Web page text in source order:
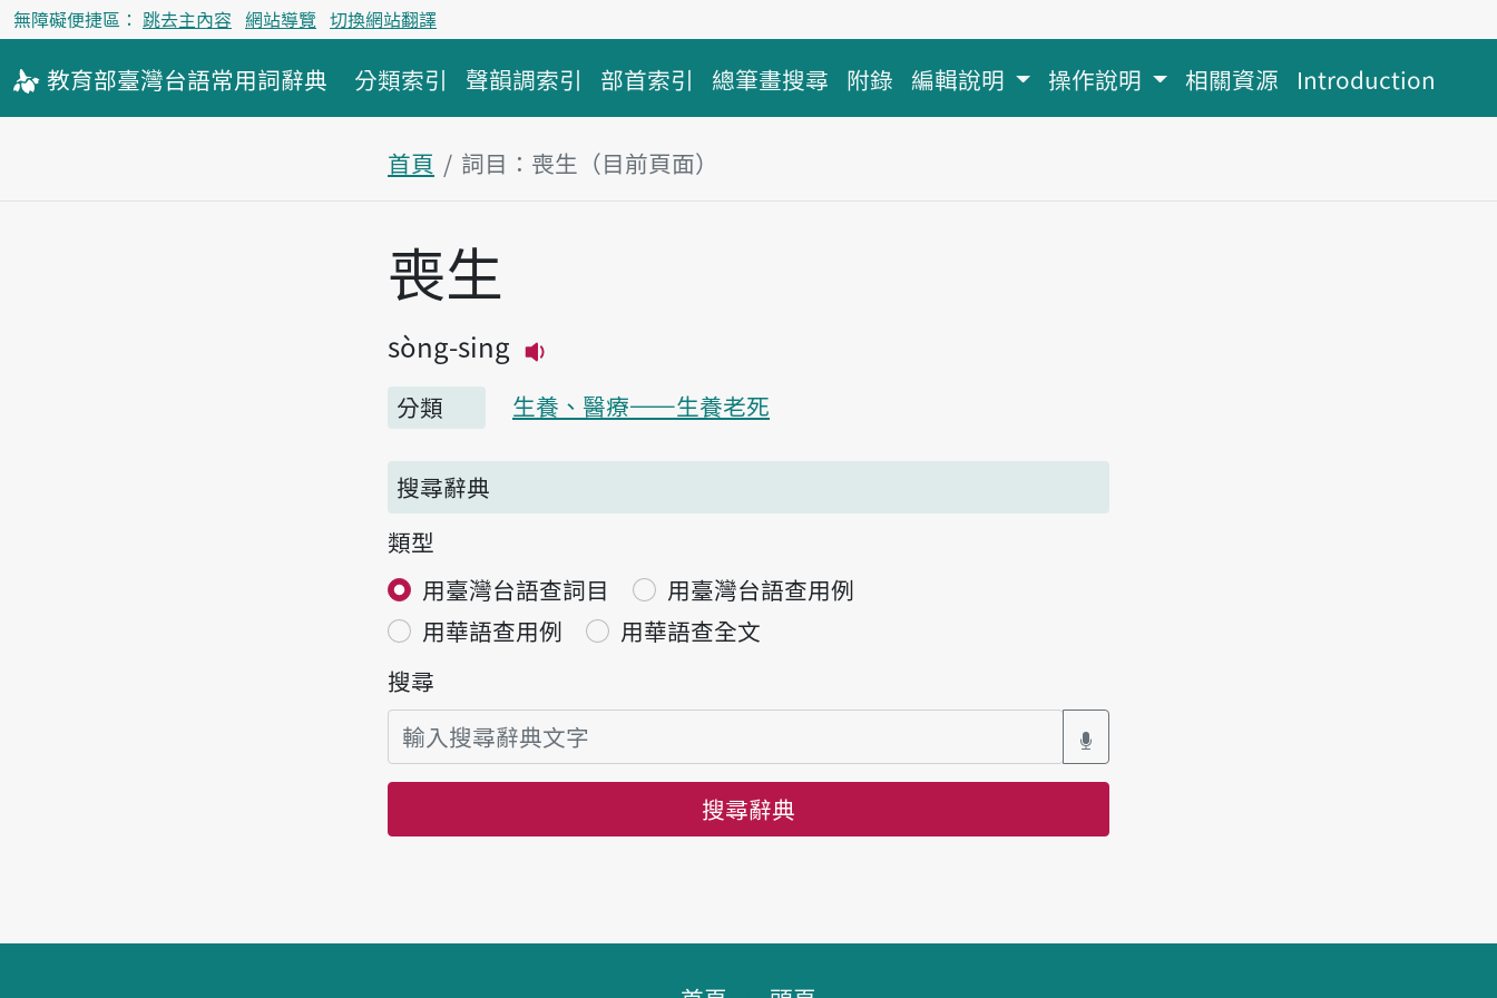
無障礙便捷區： 跳去主內容 網站導覽 切換網站翻譯
教育部臺灣台語常用詞辭典 分類索引 聲韻調索引 部首索引 總筆畫搜尋 附錄 編輯說明 操作說明 相關資源 Introduction
首頁 詞目：喪生（目前頁面）
主內容區塊
喪生
sòng-sing
分類
生養、醫療——生養老死
搜尋辭典
類型
用臺灣台語查詞目
用臺灣台語查用例
用華語查用例
用華語查全文
搜尋
搜尋辭典